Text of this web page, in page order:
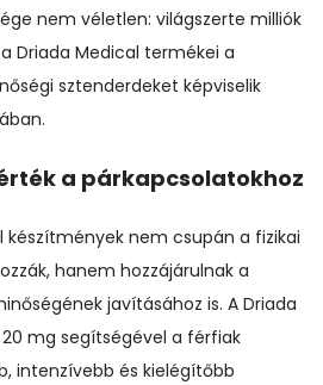
nem véletlen: világszerte milliók
Driada Medical termékei a
sztenderdeket képviselik
a párkapcsolatokhoz
készítmények nem csupán a fizikai
hanem hozzájárulnak a
javításához is. A Driada
mg segítségével a férfiak
intenzívebb és kielégítőbb